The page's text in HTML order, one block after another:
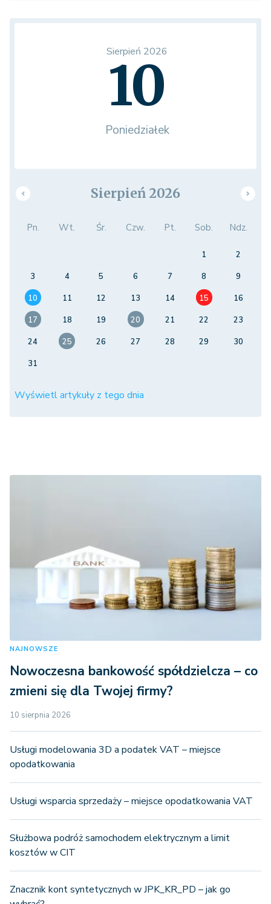
Sierpień 2026
10
Poniedziałek
Sierpień 2026
Pn. Wt. Śr. Czw. Pt. Sob. Ndz.
1
2
3
4 5 6 7 8
9
10
11 12 13 14 15
16
17
18 19 20 21 22
23
24
25 26 27 28 29
30
31
Wyświetl artykuły z tego dnia
NAJNOWSZE
Nowoczesna bankowość spółdzielcza – co
zmieni się dla Twojej firmy?
10 sierpnia 2026
Usługi modelowania 3D a podatek VAT – miejsce
opodatkowania
Usługi wsparcia sprzedaży – miejsce opodatkowania VAT
Służbowa podróż samochodem elektrycznym a limit
kosztów w CIT
Znacznik kont syntetycznych w JPK_KR_PD – jak go